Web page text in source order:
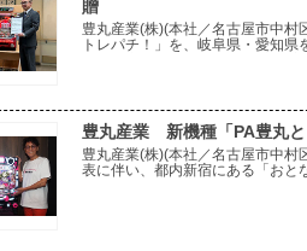
贈
豊丸産業(株)(本社／名古屋市中村
トレパチ！」を、岐阜県・愛知
豊丸産業 新機種「PA豊丸
豊丸産業(株)(本社／名古屋市中村
表に伴い、都内新宿にある「おと